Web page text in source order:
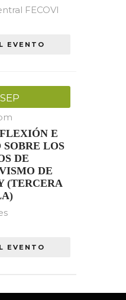
FECOVI
EVENTO
SEP
E
LOS
DE
DE
(TERCERA
EVENTO